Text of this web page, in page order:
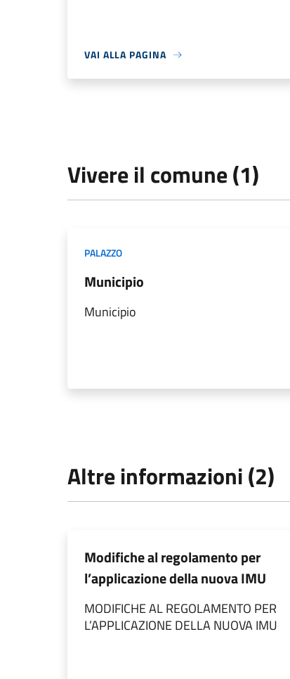
VAI ALLA PAGINA
Vivere il comune (1)
PALAZZO
Municipio
Municipio
Altre informazioni (2)
Modifiche al regolamento per
l’applicazione della nuova IMU
MODIFICHE AL REGOLAMENTO PER
L’APPLICAZIONE DELLA NUOVA IMU